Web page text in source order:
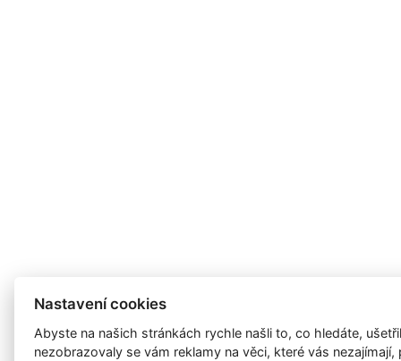
Nastavení cookies
Abyste na našich stránkách rychle našli to, co hledáte,
nezobrazovaly se vám reklamy na věci, které vás